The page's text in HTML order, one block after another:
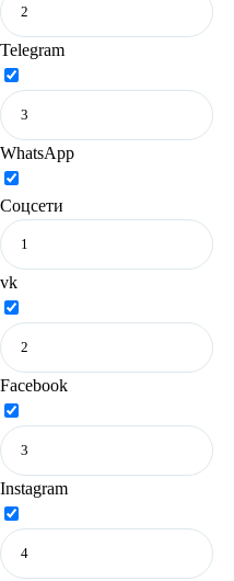
Telegram
WhatsApp
Соцсети
vk
Facebook
Instagram